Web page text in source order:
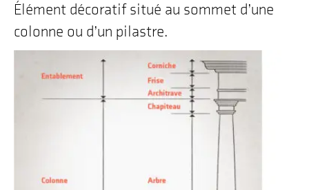
Élément décoratif situé au sommet d’une
colonne ou d’un pilastre.